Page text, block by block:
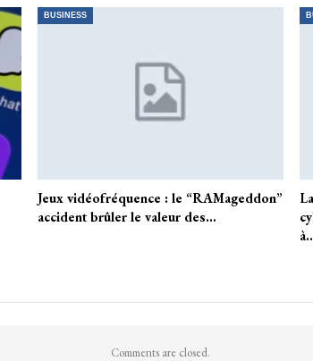
BUSINESS
Jeux vidéofréquence : le “RAMageddon”
accident brûler le valeur des…
Comments are closed.